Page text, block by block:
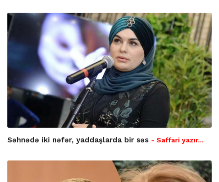
Səhnədə iki nəfər, yaddaşlarda bir səs - Saffari yazır…